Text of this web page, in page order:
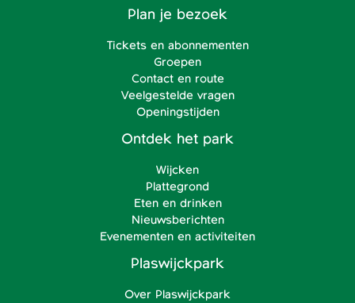
Plan je bezoek
Tickets en abonnementen
Groepen
Contact en route
Veelgestelde vragen
Openingstijden
Ontdek het park
Wijcken
Plattegrond
Eten en drinken
Nieuwsberichten
Evenementen en activiteiten
Plaswijckpark
Over Plaswijckpark